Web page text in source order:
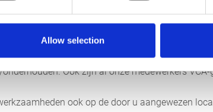
Allow selection
reparatie of revisie voorkomt onnodige
gewenst voeren wij deze werkzaamheden op
volledig ingerichte servicewagen met veel
Ook zijn al onze medewerkers
ook op de door u aangewezen